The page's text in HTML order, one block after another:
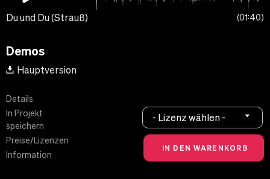
Du und Du (Strauß) 01:40
Demos
Hauptversion
Details
In Projekt
speichern
Preise/Lizenzen
Information
- Lizenz wählen -